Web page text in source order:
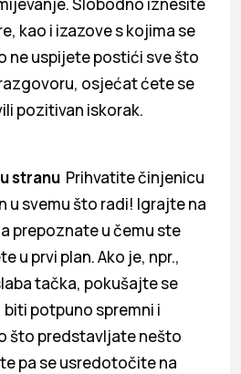
kao i izazove s kojima se
ne uspijete postići sve što
osjećat ćete se
pozitivan iskorak.
stranu Prihvatite činjenicu
u svemu što radi! Igrajte na
prepoznate u čemu ste
u prvi plan. Ako je, npr.,
tačka, pokušajte se
potpuno spremni i
što predstavljate nešto
pa se usredotočite na